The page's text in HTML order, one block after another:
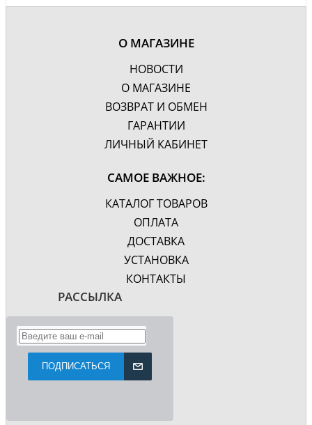
О МАГАЗИНЕ
НОВОСТИ
О МАГАЗИНЕ
ВОЗВРАТ И ОБМЕН
ГАРАНТИИ
ЛИЧНЫЙ КАБИНЕТ
САМОЕ ВАЖНОЕ:
КАТАЛОГ ТОВАРОВ
ОПЛАТА
ДОСТАВКА
УСТАНОВКА
КОНТАКТЫ
РАССЫЛКА
ПОДПИСАТЬСЯ